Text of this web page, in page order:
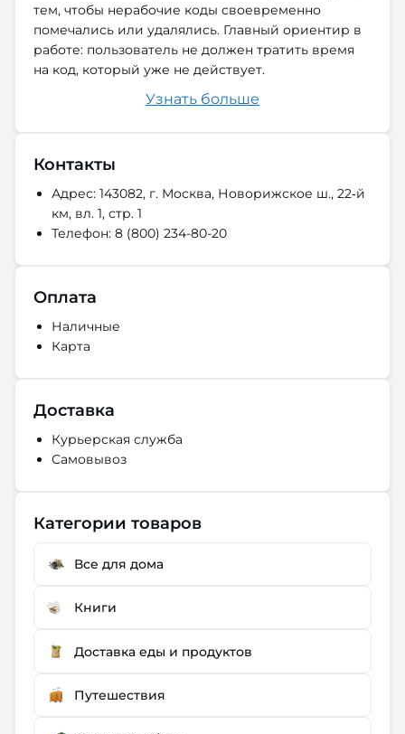
тем, чтобы нерабочие коды своевременно
помечались или удалялись. Главный ориентир в
работе: пользователь не должен тратить время
на код, который уже не действует.
Узнать больше
Контакты
Адрес: 143082, г. Москва, Новорижское ш., 22‑й
км, вл. 1, стр. 1
Телефон: 8 (800) 234-80-20
Оплата
Наличные
Карта
Доставка
Курьерская служба
Самовывоз
Категории товаров
Все для дома
Книги
Доставка еды и продуктов
Путешествия